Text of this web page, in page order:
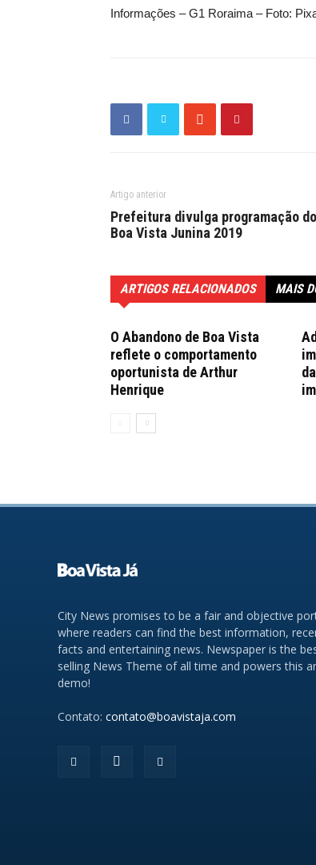
Informações – G1 Roraima – Foto:
Artigo anterior
Prefeitura divulga programação
Boa Vista Junina 2019
ARTIGOS RELACIONADOS MAIS
O Abandono de Boa Vista
reflete o comportamento
oportunista de Arthur
Henrique
City News promises to be a fair and objective
where readers can find the best information,
facts and entertaining news. Newspaper is the
selling News Theme of all time and powers this
demo!
Contato: contato@boavistaja.com